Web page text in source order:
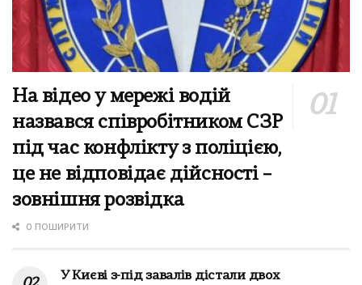
На відео у мережі водій
назвався співробітником СЗР
під час конфлікту з поліцією,
це не відповідає дійсності –
зовнішня розвідка
0 ПОШИРИТИ
У Києві з-під завалів дістали двох